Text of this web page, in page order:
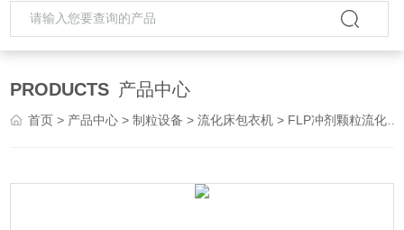
PRODUCTS 产品中心
首页 > 产品中心 >制粒设备 >流化床包衣机 > FLP冲剂颗粒流化床包衣机